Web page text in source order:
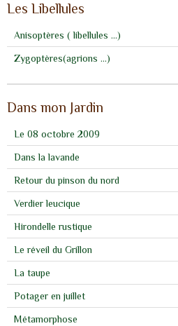
Les Libellules
Anisoptères ( libellules ...)
Zygoptères(agrions ...)
Dans mon Jardin
Le 08 octobre 2009
Dans la lavande
Retour du pinson du nord
Verdier leucique
Hirondelle rustique
Le réveil du Grillon
La taupe
Potager en juillet
Métamorphose